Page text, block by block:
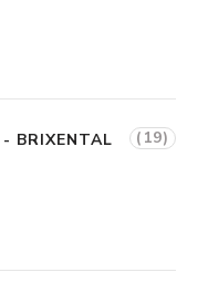
BRIXENTAL (19)